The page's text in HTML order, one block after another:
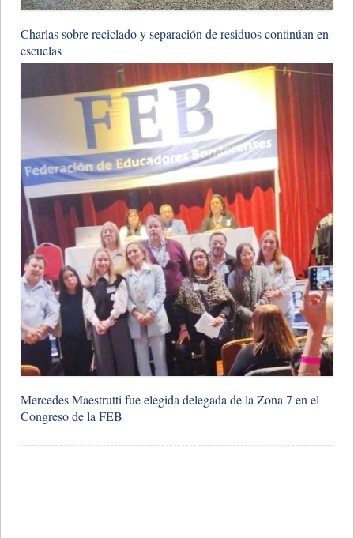
Charlas sobre reciclado y separación de residuos continúan en
escuelas
Mercedes Maestrutti fue elegida delegada de la Zona 7 en el
Congreso de la FEB